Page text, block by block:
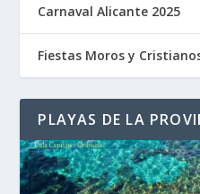
Carnaval Alicante 2025
Fiestas Moros y
PLAYAS DE LA